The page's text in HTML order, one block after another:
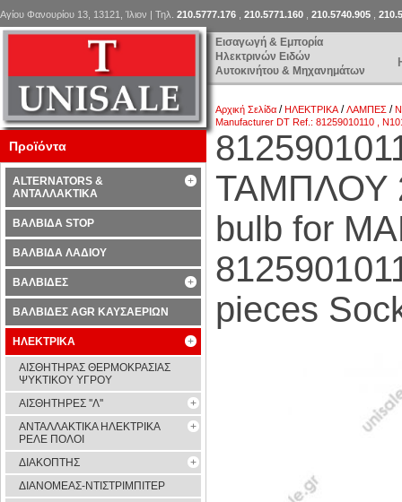
Εισαγωγή & Εμπορία
Ηλεκτρινών Ειδών
Αυτοκινήτου & Μηχανημάτων
Αγίου Φανουρίου 13, 13121, Ίλιον | Τηλ. 210.5777.176 210.5771.160 210.5740.905
Αρχική Σελίδα /ΗΛΕΚΤΡΙΚΑ/ΛΑΜΠΕΣ /
Manufacturer DT Ref.: 81259010110 ,
ΤΑΜΠΛΟΥ
bulb for
pieces
Προϊόντα
ALTERNATORS &
ΑΝΤΑΛΛΑΚΤΙΚΑ
ΒΑΛΒΙΔΑ STOP
ΒΑΛΒΙΔΑ ΛΑΔΙΟΥ
ΒΑΛΒΙΔΕΣ
ΒΑΛΒΙΔΕΣ AGR ΚΑΥΣΑΕΡΙΩΝ
ΗΛΕΚΤΡΙΚΑ
ΑΙΣΘΗΤΗΡΑΣ ΘΕΡΜΟΚΡΑΣΙΑΣ
ΨΥΚΤΙΚΟΥ ΥΓΡΟΥ
ΑΙΣΘΗΤΗΡΕΣ ''Λ''
ΑΝΤΑΛΛΑΚΤΙΚΑ ΗΛΕΚΤΡΙΚΑ
ΡΕΛΕ ΠΟΛΟΙ
ΔΙΑΚΟΠΤΗΣ
ΔΙΑΝΟΜΕΑΣ-ΝΤΙΣΤΡΙΜΠΙΤΕΡ